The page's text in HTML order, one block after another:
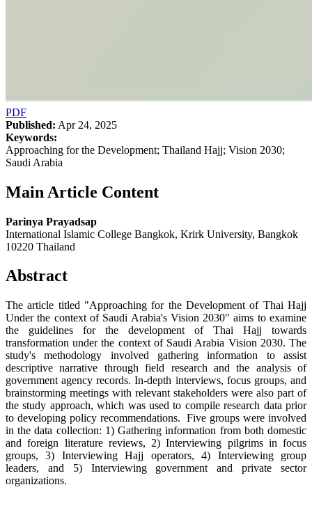
PDF
Published: Apr 24, 2025
Keywords:
Approaching for the Development; Thailand Hajj; Vision 2030;
Saudi Arabia
Main Article Content
Parinya Prayadsap
International Islamic College Bangkok, Krirk University, Bangkok
10220 Thailand
Abstract
The article titled "Approaching for the Development of Thai Hajj
Under the context of Saudi Arabia's Vision 2030" aims to examine
the guidelines for the development of Thai Hajj towards
transformation under the context of Saudi Arabia Vision 2030. The
study's methodology involved gathering information to assist
descriptive narrative through field research and the analysis of
government agency records. In-depth interviews, focus groups, and
brainstorming meetings with relevant stakeholders were also part of
the study approach, which was used to compile research data prior
to developing policy recommendations. Five groups were involved
in the data collection: 1) Gathering information from both domestic
and foreign literature reviews, 2) Interviewing pilgrims in focus
groups, 3) Interviewing Hajj operators, 4) Interviewing group
leaders, and 5) Interviewing government and private sector
organizations.